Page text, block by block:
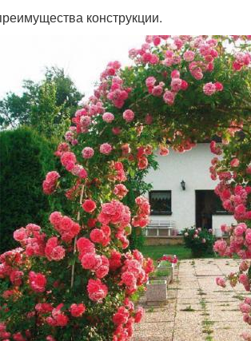
конструкции.